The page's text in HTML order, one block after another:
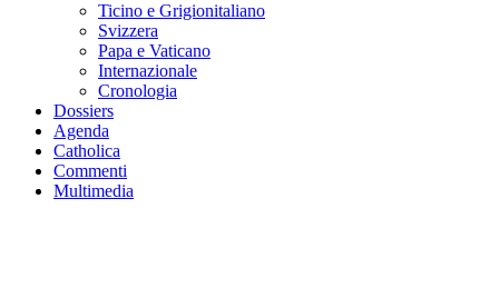
Ticino e Grigionitaliano
Svizzera
Papa e Vaticano
Internazionale
Cronologia
Dossiers
Agenda
Catholica
Commenti
Multimedia